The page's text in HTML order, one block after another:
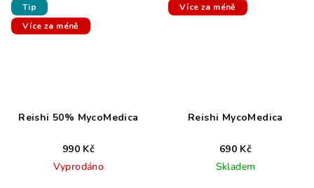
Tip
Více za méně
Reishi 50% MycoMedica
990 Kč
Vyprodáno
Více za méně
Reishi MycoMedica
690 Kč
Skladem